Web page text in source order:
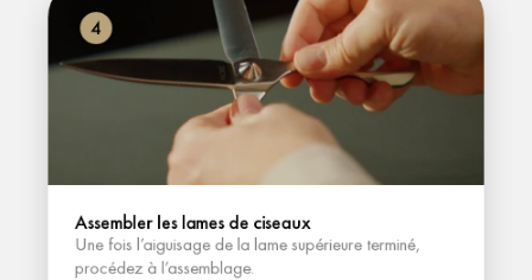
4
Assembler les lames de ciseaux
Une fois l’aiguisage de la lame supérieure terminé,
procédez à l’assemblage.